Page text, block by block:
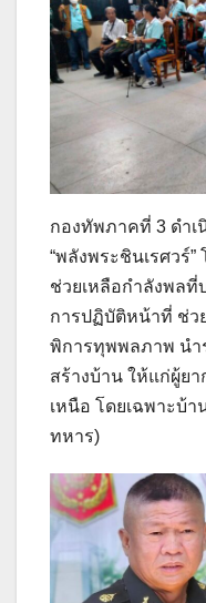
กองทัพภาคที่ 3 ดำเ
“พลังพระชินเรศวร์
ช่วยเหลือกำลังพล
การปฏิบัติหน้าที่ ช่ว
พิการทุพพลภาพ นำ
สร้างบ้าน ให้แก่ผู้ย
เหนือ โดยเฉพาะบ้
ทหาร)